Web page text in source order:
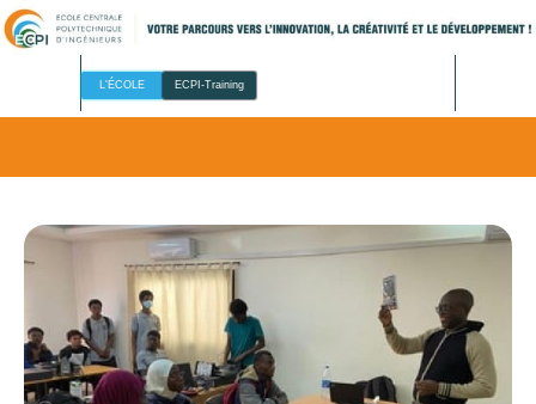
L'ÉCOLE ECPI-Training